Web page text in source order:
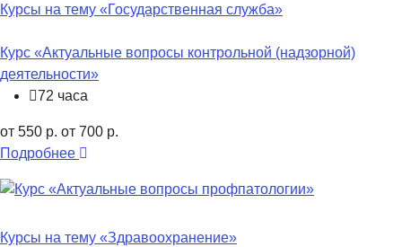
Курсы на тему «Государственная служба»
Курс «Актуальные вопросы контрольной (надзорной)
деятельности»
72 часа
от 550 р. от 700 р.
Подробнее
Курсы на тему «Здравоохранение»